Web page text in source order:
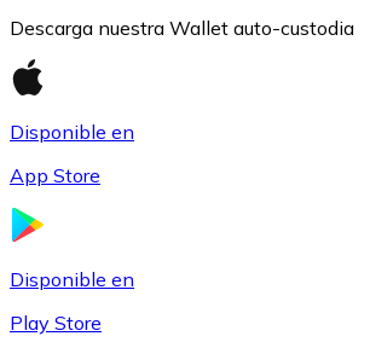
Descarga nuestra Wallet auto-custodia
Disponible en
App Store
Disponible en
Play Store